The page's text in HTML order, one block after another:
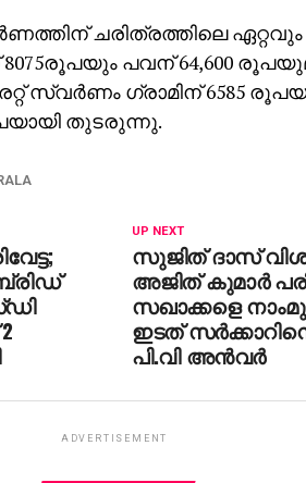
ചരിത്രത്തിലെ ഏറ്റവും
8075രൂപയും പവന് 64,600
സ്വർണം ഗ്രാമിന് 6585
തുടരുന്നു.
UP NEXT
സുജിത് ദാസ്
അജിത് കുമാര്‍
സഖാക്കളെ
ഇടത്
പി.വി അന്‍വര്‍
ADVERTISEMENT